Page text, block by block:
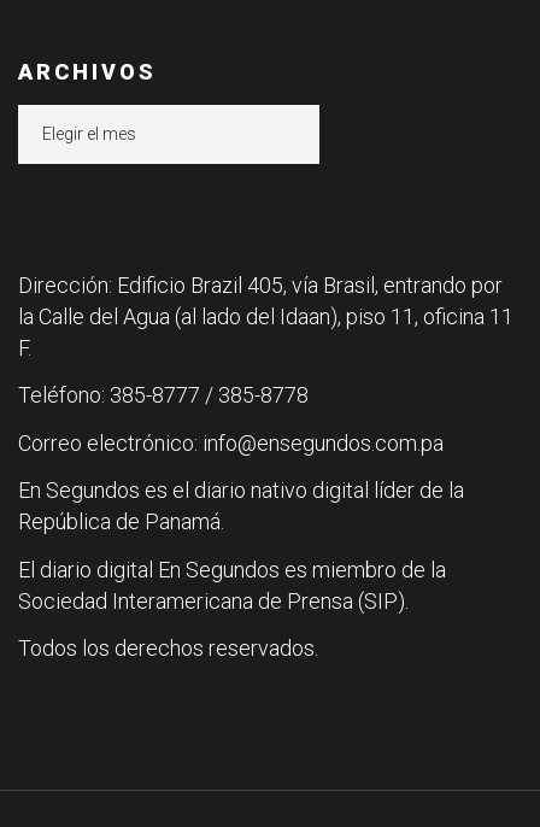
ARCHIVOS
Dirección: Edificio Brazil 405, vía Brasil, entrando por
la Calle del Agua (al lado del Idaan), piso 11, oficina 11
F.
Teléfono: 385-8777 / 385-8778
Correo electrónico: info@ensegundos.com.pa
En Segundos es el diario nativo digital líder de la
República de Panamá.
El diario digital En Segundos es miembro de la
Sociedad Interamericana de Prensa (SIP).
Todos los derechos reservados.